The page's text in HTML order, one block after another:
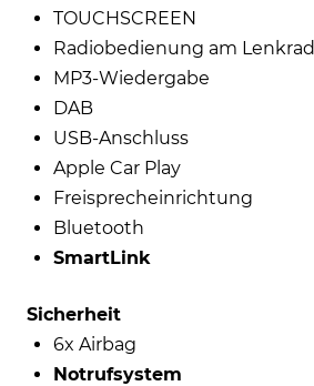
TOUCHSCREEN
Radiobedienung am Lenkrad
MP3-Wiedergabe
DAB
USB-Anschluss
Apple Car Play
Freisprecheinrichtung
Bluetooth
SmartLink
Sicherheit
6x Airbag
Notrufsystem